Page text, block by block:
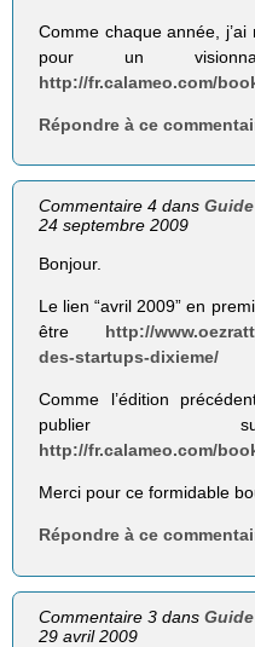
Comme chaque année,
pour un
http://fr.calameo.com/
Répondre à ce
Commentaire 4 dans
24 septembre 2009
Bonjour.
Le lien “avril 2009” en
être http://
des-startups-dixieme/
Comme l’édition
publier
http://fr.calameo.com/
Merci pour ce formidable
Répondre à ce
Commentaire 3 dans
29 avril 2009